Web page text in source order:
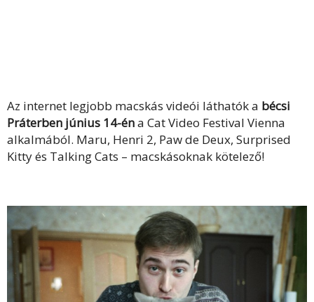
Az internet legjobb macskás videói láthatók a bécsi
Práterben június 14-éna Cat Video Festival Vienna
alkalmából. Maru, Henri 2, Paw de Deux, Surprised
Kitty és Talking Cats – macskásoknak kötelező!